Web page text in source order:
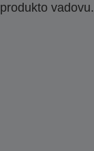
produkto vadovu.